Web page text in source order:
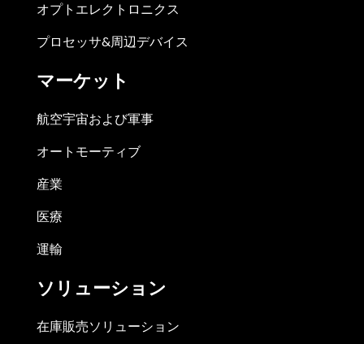
オプトエレクトロニクス
プロセッサ&周辺デバイス
マーケット
航空宇宙および軍事
オートモーティブ
産業
医療
運輸
ソリューション
在庫販売ソリューション